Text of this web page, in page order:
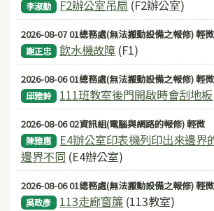
李淑勤 F2辦公室吊扇 (F2辦公室)
2026-08-07 01總務處(無法搬動設備之報修) 輕微
謝正忠 飲水機故障 (F1)
2026-08-06 01總務處(無法搬動設備之報修) 輕微
邱雅鈴 111班教室後門開啟時會刮地板
2026-08-06 02資訊組(電腦與網路的報修) 輕微
陳雅惠
E4辦公室印表機列印出來邊界
邊界不同 (E4辦公室)
2026-08-06 01總務處(無法搬動設備之報修) 輕微
吳政彥 113走廊窗簾 (113教室)